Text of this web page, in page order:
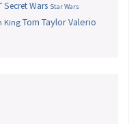
Secret Wars Star Wars
King Tom TaylorValerio